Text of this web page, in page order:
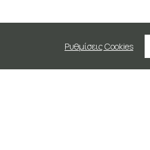
Ρυθμίσεις Cookies